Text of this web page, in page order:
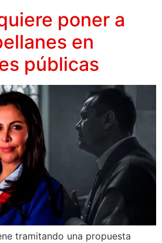
poner a
en
públicas
tramitando una propuesta